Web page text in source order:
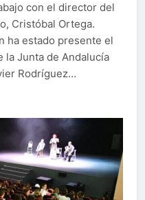
con el director del
Cristóbal Ortega.
ha estado presente el
la Junta de Andalucía
Rodríguez…